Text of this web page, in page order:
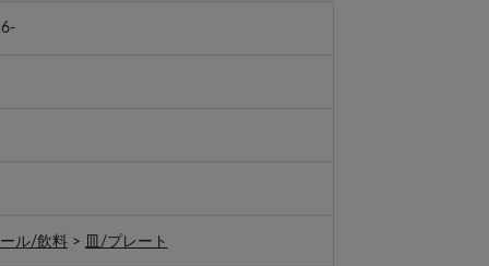
ル/飲料 > 皿/プレート